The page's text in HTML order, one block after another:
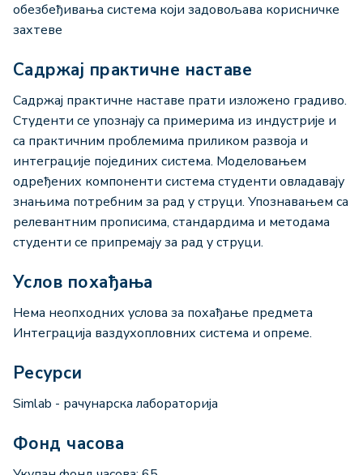
обезбеђивања система који задовољава корисничке
захтеве
Садржај практичне наставе
Садржај практичне наставе прати изложено градиво.
Студенти се упознају са примерима из индустрије и
са практичним проблемима приликом развоја и
интеграције појединих система. Моделовањем
одређених компоненти система студенти овладавају
знањима потребним за рад у струци. Упознавањем са
релевантним прописима, стандардима и методама
студенти се припремају за рад у струци.
Услов похађања
Нема неопходних услова за похађање предмета
Интеграција ваздухопловних система и опреме.
Ресурси
Simlab - рачунарска лабораторија
Фонд часова